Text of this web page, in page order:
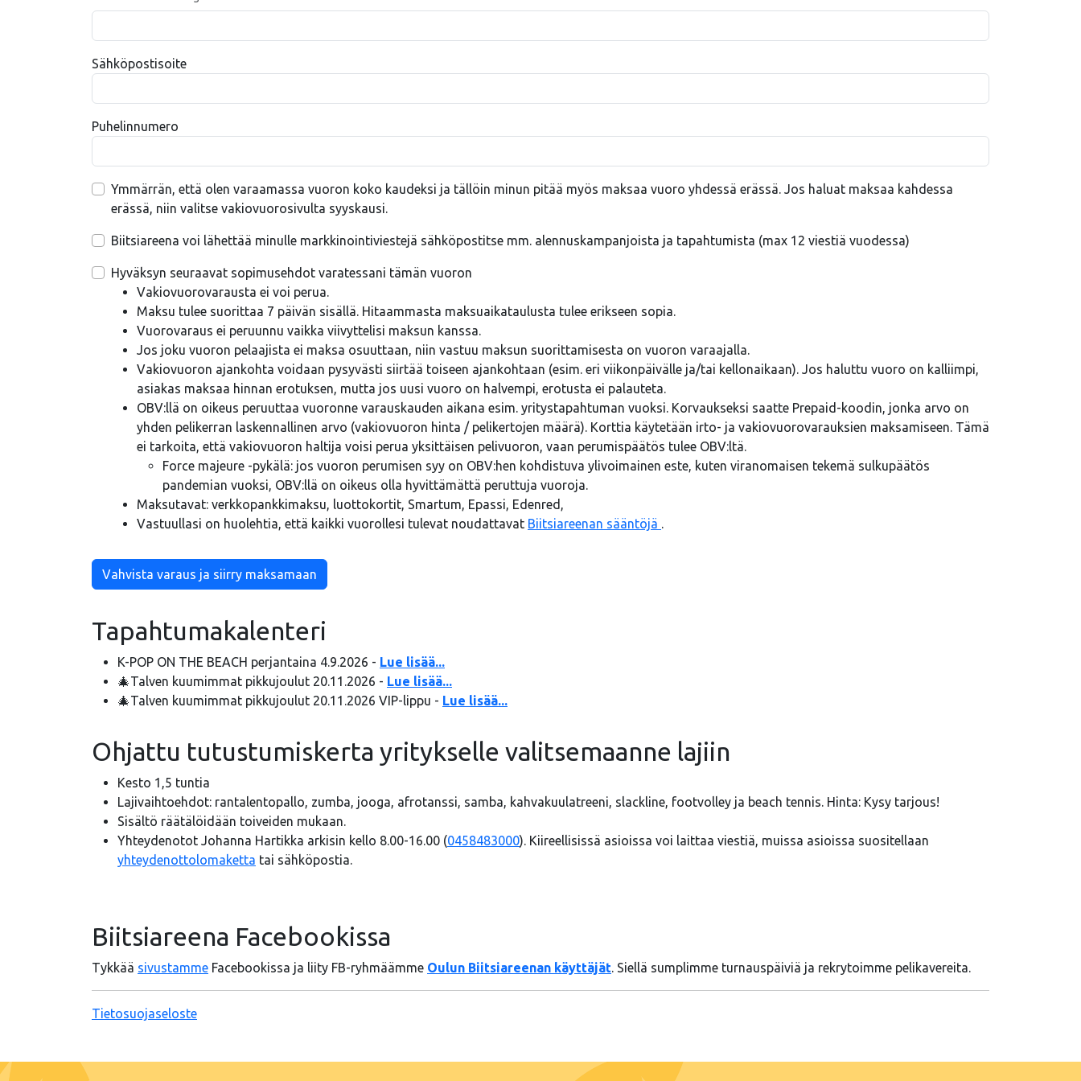
Sähköpostisoite
Puhelinnumero
Ymmärrän, että olen varaamassa vuoron koko kaudeksi ja tällöin minun pitää myös maksaa vuoro yhdessä erässä. Jos haluat maksaa kahdessa
erässä, niin valitse vakiovuorosivulta syyskausi.
Biitsiareena voi lähettää minulle markkinointiviestejä sähköpostitse mm. alennuskampanjoista ja tapahtumista (max 12 viestiä vuodessa)
Hyväksyn seuraavat sopimusehdot varatessani tämän vuoron
Vakiovuorovarausta ei voi perua.
Maksu tulee suorittaa 7 päivän sisällä. Hitaammasta maksuaikataulusta tulee erikseen sopia.
Vuorovaraus ei peruunnu vaikka viivyttelisi maksun kanssa.
Jos joku vuoron pelaajista ei maksa osuuttaan, niin vastuu maksun suorittamisesta on vuoron varaajalla.
Vakiovuoron ajankohta voidaan pysyvästi siirtää toiseen ajankohtaan (esim. eri viikonpäivälle ja/tai kellonaikaan). Jos haluttu vuoro on kalliimpi,
asiakas maksaa hinnan erotuksen, mutta jos uusi vuoro on halvempi, erotusta ei palauteta.
OBV:llä on oikeus peruuttaa vuoronne varauskauden aikana esim. yritystapahtuman vuoksi. Korvaukseksi saatte Prepaid-koodin, jonka arvo on
yhden pelikerran laskennallinen arvo (vakiovuoron hinta / pelikertojen määrä). Korttia käytetään irto- ja vakiovuorovarauksien maksamiseen. Tämä
ei tarkoita, että vakiovuoron haltija voisi perua yksittäisen pelivuoron, vaan perumispäätös tulee OBV:ltä.
Force majeure -pykälä: jos vuoron perumisen syy on OBV:hen kohdistuva ylivoimainen este, kuten viranomaisen tekemä sulkupäätös
pandemian vuoksi, OBV:llä on oikeus olla hyvittämättä peruttuja vuoroja.
Maksutavat: verkkopankkimaksu, luottokortit, Smartum, Epassi, Edenred,
Vastuullasi on huolehtia, että kaikki vuorollesi tulevat noudattavat Biitsiareenan sääntöjä .
Vahvista varaus ja siirry maksamaan
Tapahtumakalenteri
K-POP ON THE BEACH perjantaina 4.9.2026 - Lue lisää...
🎄Talven kuumimmat pikkujoulut 20.11.2026 - Lue lisää...
🎄Talven kuumimmat pikkujoulut 20.11.2026 VIP-lippu - Lue lisää...
Ohjattu tutustumiskerta yritykselle valitsemaanne lajiin
Kesto 1,5 tuntia
Lajivaihtoehdot: rantalentopallo, zumba, jooga, afrotanssi, samba, kahvakuulatreeni, slackline, footvolley ja beach tennis. Hinta: Kysy tarjous!
Sisältö räätälöidään toiveiden mukaan.
Yhteydenotot Johanna Hartikka arkisin kello 8.00-16.00 (0458483000). Kiireellisissä asioissa voi laittaa viestiä, muissa asioissa suositellaan
yhteydenottolomaketta tai sähköpostia.
Biitsiareena Facebookissa
Tykkää sivustamme Facebookissa ja liity FB-ryhmäämme Oulun Biitsiareenan käyttäjät. Siellä sumplimme turnauspäiviä ja rekrytoimme pelikavereita.
Tietosuojaseloste